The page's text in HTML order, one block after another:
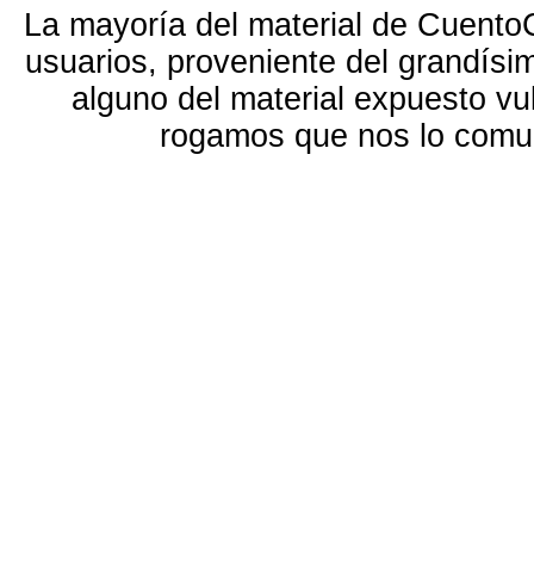
La mayoría del material de
usuarios, proveniente del
alguno del material expuesto
rogamos que nos lo